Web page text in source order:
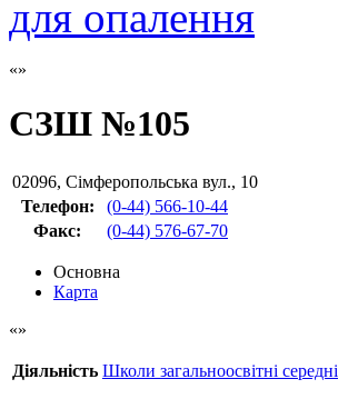
СЗШ №105
02096, Сімферопольська вул., 10
Телефон:
(0-44) 566-10-44
Факс: (0-44) 576-67-70
Основна
Карта
Діяльність Школи загальноосвітні середні